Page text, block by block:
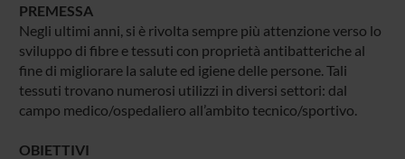
PREMESSA
Negli ultimi anni, si è rivolta sempre più attenzione verso lo
sviluppo di fibre e tessuti con proprietà antibatteriche al
fine di migliorare la salute ed igiene delle persone. Tali
tessuti trovano numerosi utilizzi in diversi settori: dal
campo medico/ospedaliero all’ambito tecnico/sportivo.
OBIETTIVI